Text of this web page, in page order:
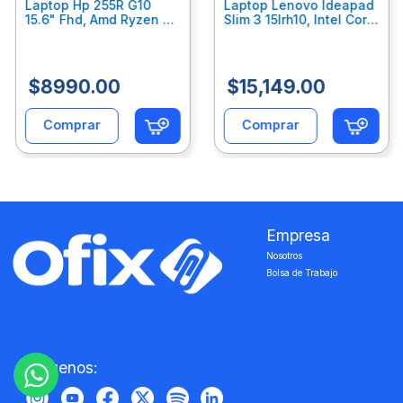
Laptop Hp 255R G10
15.6" Fhd, Amd Ryzen 5
Plata C7Gn5At
$8990.00
Comprar
Laptop Lenovo Ideapad
Slim 3 15Irh10, Intel Core
$15,149.00
Comprar
Siguenos:
Empresa
Nosotros
Bolsa de Trabajo